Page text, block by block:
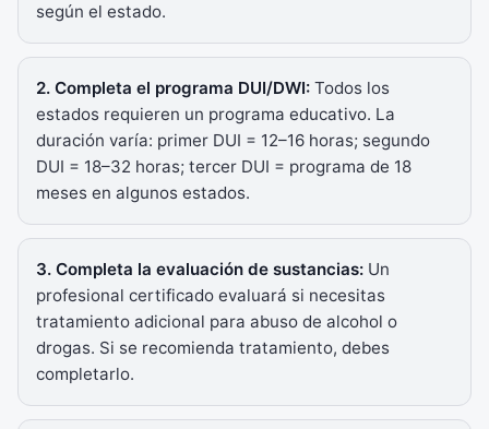
según el estado.
2. Completa el programa DUI/DWI: Todos los
estados requieren un programa educativo. La
duración varía: primer DUI = 12–16 horas; segundo
DUI = 18–32 horas; tercer DUI = programa de 18
meses en algunos estados.
3. Completa la evaluación de sustancias: Un
profesional certificado evaluará si necesitas
tratamiento adicional para abuso de alcohol o
drogas. Si se recomienda tratamiento, debes
completarlo.